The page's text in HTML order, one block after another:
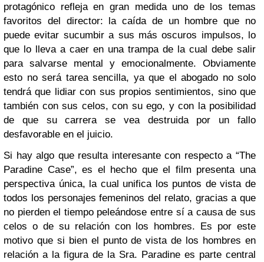
protagónico refleja en gran medida uno de los temas
favoritos del director: la caída de un hombre que no
puede evitar sucumbir a sus más oscuros impulsos, lo
que lo lleva a caer en una trampa de la cual debe salir
para salvarse mental y emocionalmente. Obviamente
esto no será tarea sencilla, ya que el abogado no solo
tendrá que lidiar con sus propios sentimientos, sino que
también con sus celos, con su ego, y con la posibilidad
de que su carrera se vea destruida por un fallo
desfavorable en el juicio.
Si hay algo que resulta interesante con respecto a “The
Paradine Case”, es el hecho que el film presenta una
perspectiva única, la cual unifica los puntos de vista de
todos los personajes femeninos del relato, gracias a que
no pierden el tiempo peleándose entre sí a causa de sus
celos o de su relación con los hombres. Es por este
motivo que si bien el punto de vista de los hombres en
relación a la figura de la Sra. Paradine es parte central